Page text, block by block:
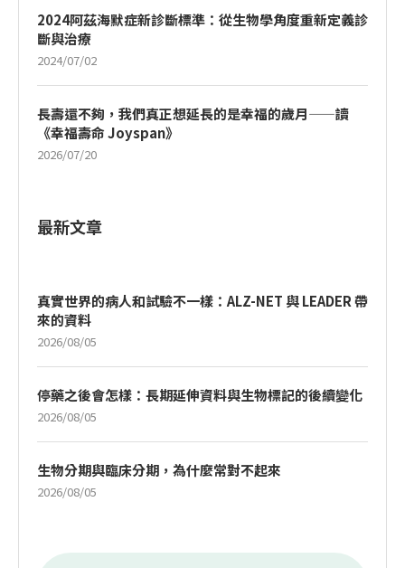
2024阿茲海默症新診斷標準：從生物學角度重新定義診
斷與治療
2024/07/02
長壽還不夠，我們真正想延長的是幸福的歲月——讀
《幸福壽命 Joyspan》
2026/07/20
最新文章
真實世界的病人和試驗不一樣：ALZ-NET 與 LEADER 帶
來的資料
2026/08/05
停藥之後會怎樣：長期延伸資料與生物標記的後續變化
2026/08/05
生物分期與臨床分期，為什麼常對不起來
2026/08/05